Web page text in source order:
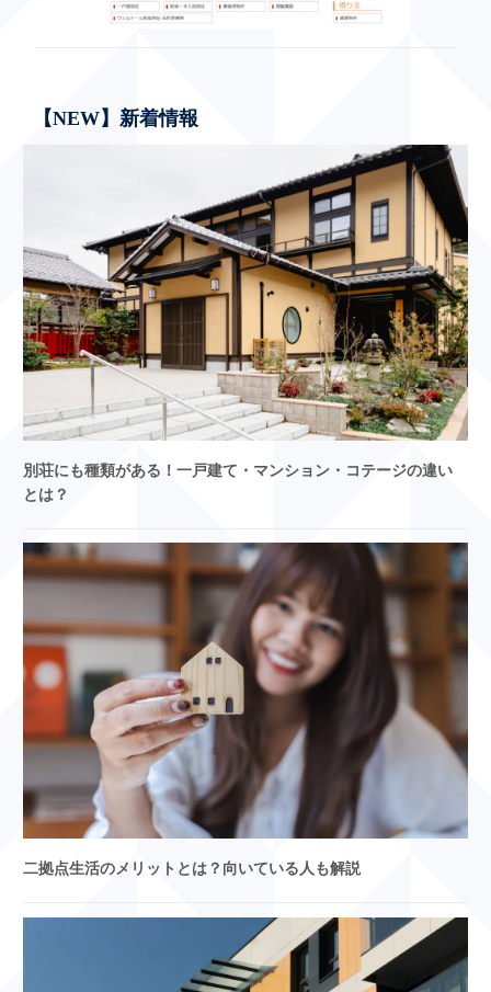
【NEW】新着情報
別荘にも種類がある！一戸建て・マンション・コテージの違い
とは？
二拠点生活のメリットとは？向いている人も解説